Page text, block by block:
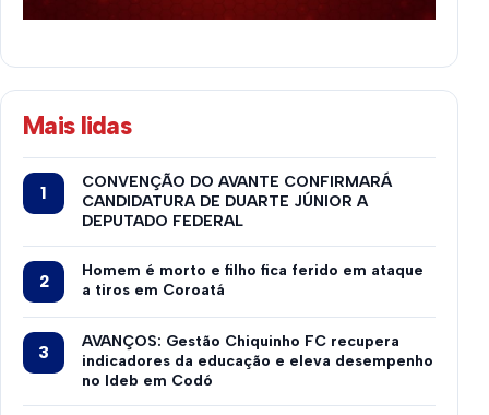
Mais lidas
CONVENÇÃO DO AVANTE CONFIRMARÁ
CANDIDATURA DE DUARTE JÚNIOR A
DEPUTADO FEDERAL
Homem é morto e filho fica ferido em ataque
a tiros em Coroatá
AVANÇOS: Gestão Chiquinho FC recupera
indicadores da educação e eleva desempenho
no Ideb em Codó